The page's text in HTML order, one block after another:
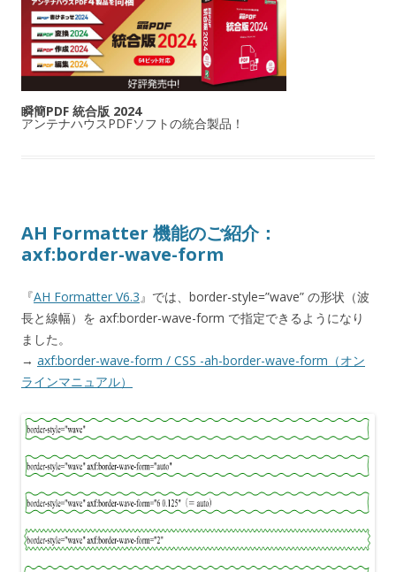
瞬簡PDF 統合版 2024
アンテナハウスPDFソフトの統合製品！
AH Formatter 機能のご紹介：
axf:border-wave-form
『AH Formatter V6.3』では、border-style=”wave” の形状（波
長と線幅）を axf:border-wave-form で指定できるようになり
ました。
→ axf:border-wave-form / CSS -ah-border-wave-form（オン
ラインマニュアル）